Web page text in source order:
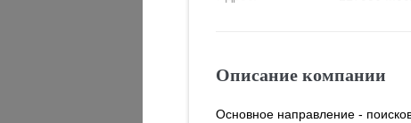
Описание компании
Основное направление -